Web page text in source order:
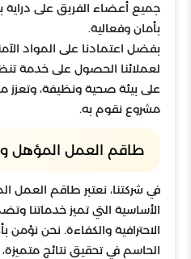
جميع أعضاء الفريق على دراية
بأمان وفعالية.
بفضل اعتمادنا على المواد
لعملائنا الحصول على خدمة
على بيئة صحية ونظيفة، وتعزز
مشروع نقوم به.
طاقم العمل المؤهل
في شركتنا، نعتبر طاقم العمل
الأساسية التي تميز خدماتنا
الاحترافية والكفاءة. نحن
الحاسم في تحقيق نتائج